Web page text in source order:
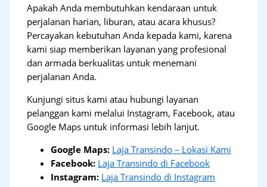
Apakah Anda membutuhkan kendaraan untuk
perjalanan harian, liburan, atau acara khusus?
Percayakan kebutuhan Anda kepada kami, karena
kami siap memberikan layanan yang profesional
dan armada berkualitas untuk menemani
perjalanan Anda.
Kunjungi situs kami atau hubungi layanan
pelanggan kami melalui Instagram, Facebook, atau
Google Maps untuk informasi lebih lanjut.
Google Maps: Laja Transindo – Lokasi Kami
Facebook: Laja Transindo di Facebook
Instagram: Laja Transindo di Instagram